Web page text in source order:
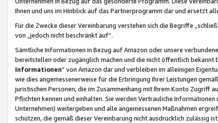
Ihnen und uns im Hinblick auf das Partnerprogramm dar und ersetzt
Für die Zwecke dieser Vereinbarung verstehen sich die Begriffe
von „jedoch nicht beschränkt auf“.
Sämtliche Informationen in Bezug auf Amazon oder unsere
bereitstellen oder zugänglich machen und die nicht öffentlich
Informationen“ von Amazon dar und verbleiben im alleinigen
wie dies angemessenerweise für die Erbringung Ihrer Leistungen
juristischen Personen, die im Zusammenhang mit Ihrem Konto
Pflichten kennen und einhalten. Sie werden Vertrauliche
Unternehmen) weitergeben und alle angemessenen Maßnahmen
schützen, die gemäß dieser Vereinbarung nicht ausdrücklich zulässig